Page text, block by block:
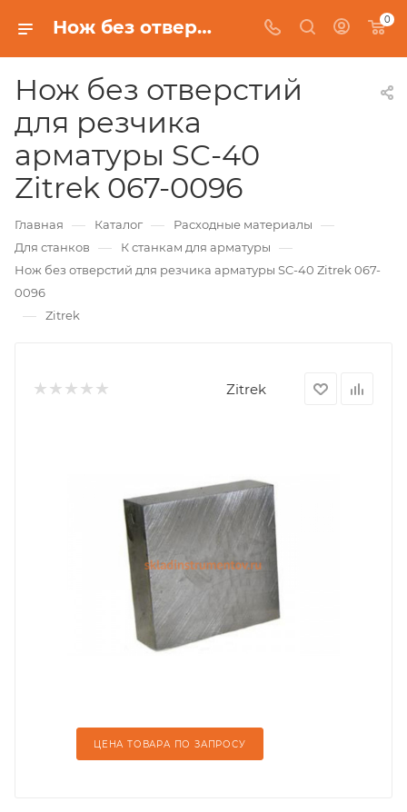
Нож без отверстий для резчика арматуры SC-40 Zitrek 067-0096 0
Нож без отверстий
для резчика
арматуры SC-40
Zitrek 067-0096
Главная — Каталог — Расходные материалы —
Для станков — К станкам для арматуры —
Нож без отверстий для резчика арматуры SC-40 Zitrek 067-
0096
— Zitrek
Zitrek
ЦЕНА ТОВАРА ПО ЗАПРОСУ